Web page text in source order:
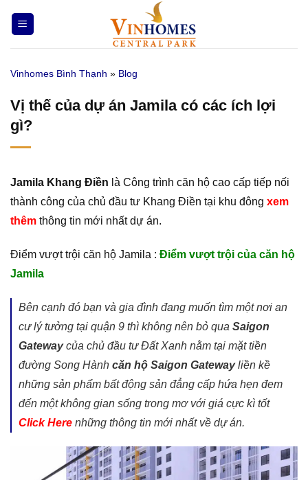
qua
nội
Vinhomes Bình Thạnh » Blog
Vị thế của dự án Jamila có các ích lợi
gì?
Jamila Khang Điền là Công trình căn hộ cao cấp tiếp nối
thành công của chủ đầu tư Khang Điền tại khu đông xem
thêm thông tin mới nhất dự án.
Điểm vượt trội căn hộ Jamila : Điểm vượt trội của căn hộ
Jamila
Bên cạnh đó bạn và gia đình đang muốn tìm một nơi an
cư lý tưởng tại quận 9 thì không nên bỏ qua Saigon
Gatewaycủa chủ đầu tư Đất Xanh nằm tại mặt tiền
đường Song Hành căn hộ Saigon Gatewayliền kề
những sản phẩm bất động sản đẳng cấp hứa hẹn đem
đến một không gian sống trong mơ với giá cực kì tốt
Click Here những thông tin mới nhất về dự án.